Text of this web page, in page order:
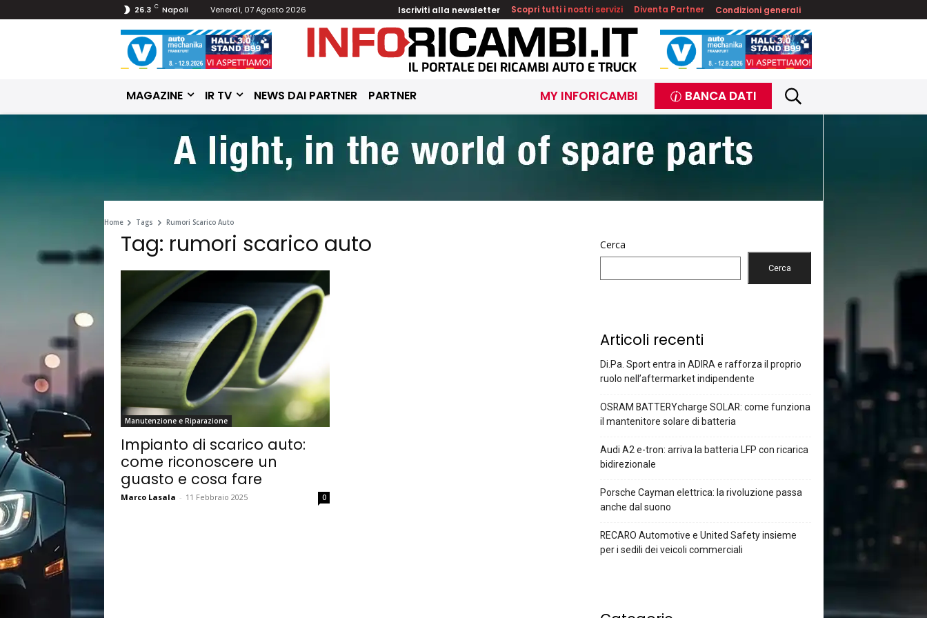
26.3 C Napoli Venerdì, 07 Agosto 2026 Iscriviti alla newsletter Scopri tutti i nostri servizi Diventa Partner Condizioni generali
MAGAZINE IR TV NEWS DAI PARTNER PARTNER MY INFORICAMBI BANCA DATI
Home Tags Rumori Scarico Auto
Tag: rumori scarico auto
Manutenzione e Riparazione
Impianto di scarico auto:
come riconoscere un
guasto e cosa fare
Marco Lasala - 11 Febbraio 2025 0
Cerca
Cerca
Articoli recenti
Di.Pa. Sport entra in ADIRA e rafforza il proprio
ruolo nell’aftermarket indipendente
OSRAM BATTERYcharge SOLAR: come funziona
il mantenitore solare di batteria
Audi A2 e-tron: arriva la batteria LFP con ricarica
bidirezionale
Porsche Cayman elettrica: la rivoluzione passa
anche dal suono
RECARO Automotive e United Safety insieme
per i sedili dei veicoli commerciali